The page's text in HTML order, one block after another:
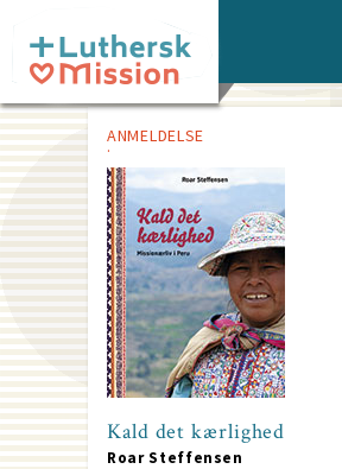
main
content
ANMELDELSE
Kald det kærlighed
Roar Steffensen